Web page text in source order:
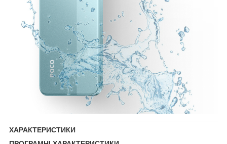
ХАРАКТЕРИСТИКИ